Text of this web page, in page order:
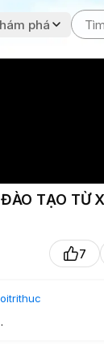
phá
ĐÀO TẠO
7